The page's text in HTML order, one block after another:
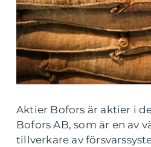
Aktier Bofors är aktier i
Bofors AB, som är en av
tillverkare av